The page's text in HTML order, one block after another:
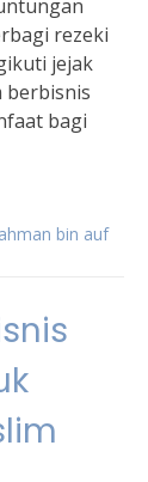
rezeki
jejak
berbisnis
bagi
bin auf